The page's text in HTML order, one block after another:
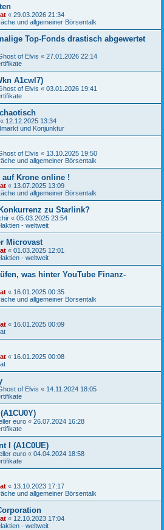
« 29.03.2026 21:34
und allgemeiner Börsentalk
Top-Fonds drastisch abgewertet
of Elvis « 27.01.2026 22:14
A1cwl7)
of Elvis « 03.01.2026 19:41
« 12.12.2025 13:34
und Konjunktur
of Elvis « 13.10.2025 19:50
und allgemeiner Börsentalk
auf Krone online !
« 13.07.2025 13:09
und allgemeiner Börsentalk
zu Starlink?
« 05.03.2025 23:54
- weltweit
Microvast
« 01.03.2025 12:01
- weltweit
was hinter YouTube Finanz-
« 16.01.2025 00:35
und allgemeiner Börsentalk
« 16.01.2025 00:09
« 16.01.2025 00:08
of Elvis « 14.11.2024 18:05
euro « 26.07.2024 16:28
I (A1C0UE)
euro « 04.04.2024 18:58
« 13.10.2023 17:17
und allgemeiner Börsentalk
« 12.10.2023 17:04
- weltweit